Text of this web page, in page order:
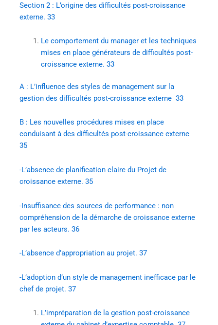
Section 2 : L’origine des difficultés post-croissance
externe. 33
Le comportement du manager et les techniques
mises en place générateurs de difficultés post-
croissance externe. 33
A : L’influence des styles de management sur la
gestion des difficultés post-croissance externe 33
B : Les nouvelles procédures mises en place
conduisant à des difficultés post-croissance externe
35
-L’absence de planification claire du Projet de
croissance externe. 35
-Insuffisance des sources de performance : non
compréhension de la démarche de croissance externe
par les acteurs. 36
-L’absence d’appropriation au projet. 37
-L’adoption d’un style de management inefficace par le
chef de projet. 37
L’impréparation de la gestion post-croissance